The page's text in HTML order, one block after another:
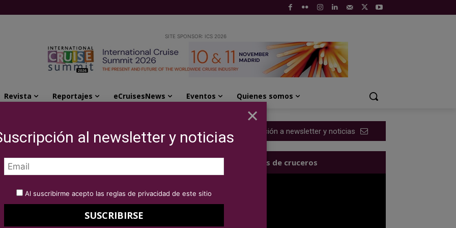
SITE SPONSOR: ICS 2026
Revista Reportajes eCruisesNews Eventos Quienes somos
de entrega de...
de gala en la
de Los Premios
2020
Suscripción a newsletter y noticias
Los videos de cruceros
×
al newsletter y noticias
Al suscribirme acepto las reglas de privacidad de este sitio